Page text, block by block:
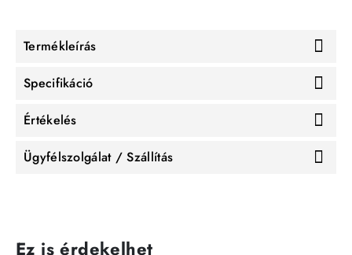
Termékleírás
Specifikáció
Értékelés
Ügyfélszolgálat / Szállítás
Ez is érdekelhet